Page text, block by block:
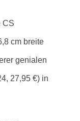
CS
cm breite
genialen
27,95 €) in